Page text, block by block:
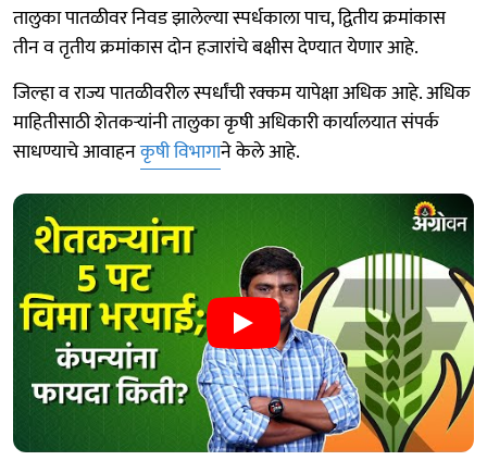
तालुका पातळीवर निवड झालेल्या स्पर्धकाला पाच, द्वितीय क्रमांकास
तीन व तृतीय क्रमांकास दोन हजारांचे बक्षीस देण्यात येणार आहे.
जिल्हा व राज्य पातळीवरील स्पर्धांची रक्कम यापेक्षा अधिक आहे. अधिक
माहितीसाठी शेतकऱ्यांनी तालुका कृषी अधिकारी कार्यालयात संपर्क
साधण्याचे आवाहनकृषी विभागाने केले आहे.